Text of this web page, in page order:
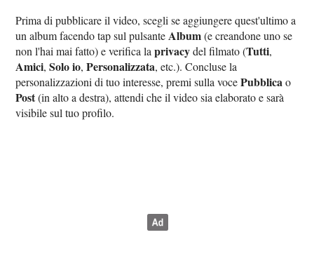
Prima di pubblicare il video, scegli se aggiungere quest'ultimo a
un album facendo tap sul pulsanteAlbum(e creandone uno se
non l'hai mai fatto) e verifica laprivacydel filmato (Tutti,
Amici,Solo io,Personalizzata, etc.). Concluse la
personalizzazioni di tuo interesse, premi sulla vocePubblicao
Post(in alto a destra), attendi che il video sia elaborato e sarà
visibile sul tuo profilo.